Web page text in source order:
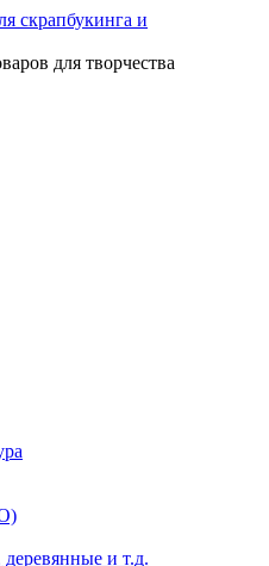
для творчества
и т.д.